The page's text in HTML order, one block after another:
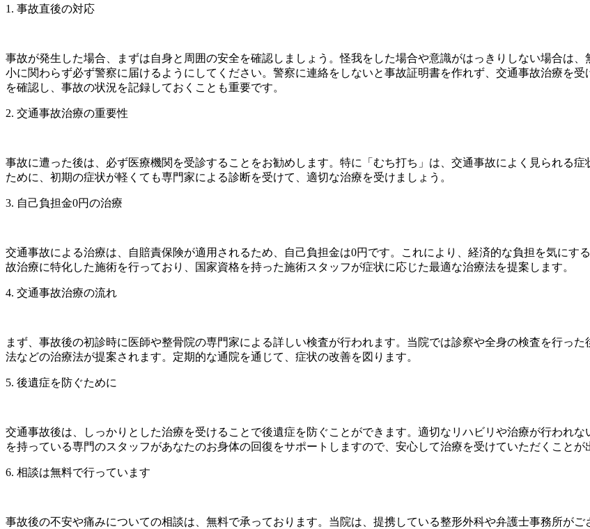
1. 事故直後の対応
事故が発生した場合、まずは自身と周囲の安全を確認しましょう。怪我をした場合や意識がはっきりしない場合は
小に関わらず必ず警察に届けるようにしてください。警察に連絡をしないと事故証明書を作れず、交通事故治療を
を確認し、事故の状況を記録しておくことも重要です。
2. 交通事故治療の重要性
事故に遭った後は、必ず医療機関を受診することをお勧めします。特に「むち打ち」は、交通事故によく見られる
ために、初期の症状が軽くても専門家による診断を受けて、適切な治療を受けましょう。
3. 自己負担金0円の治療
交通事故による治療は、自賠責保険が適用されるため、自己負担金は0円です。これにより、経済的な負担を気に
故治療に特化した施術を行っており、国家資格を持った施術スタッフが症状に応じた最適な治療法を提案します。
4. 交通事故治療の流れ
まず、事故後の初診時に医師や整骨院の専門家による詳しい検査が行われます。当院では診察や全身の検査を行っ
法などの治療法が提案されます。定期的な通院を通じて、症状の改善を図ります。
5. 後遺症を防ぐために
交通事故後は、しっかりとした治療を受けることで後遺症を防ぐことができます。適切なリハビリや治療が行われ
を持っている専門のスタッフがあなたのお身体の回復をサポートしますので、安心して治療を受けていただくことが
6. 相談は無料で行っています
事故後の不安や痛みについての相談は、無料で承っております。当院は、提携している整形外科や弁護士事務所が